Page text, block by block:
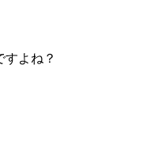
すよね？